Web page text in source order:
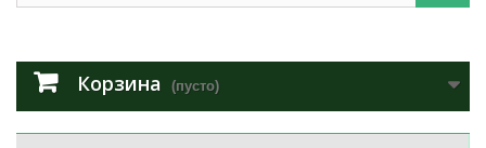
Корзина (пусто)